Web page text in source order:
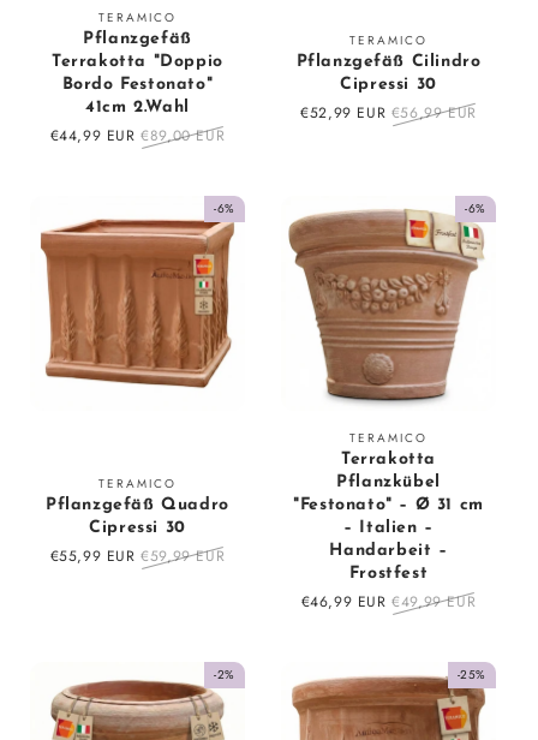
Vendor:
TERAMICO
Pflanzgefäß
Terrakotta "Doppio
Bordo Festonato"
41cm 2.Wahl
Sale
€44,99 EUR Regular
€89,00 EUR
Vendor:
TERAMICO
Pflanzgefäß Cilindro
Cipressi 30
Sale
€52,99 EUR Regular
€56,99 EUR
-6%
Vendor:
TERAMICO
Pflanzgefäß Quadro
Cipressi 30
Sale
€55,99 EUR Regular
€59,99 EUR
-6%
Vendor:
TERAMICO
Terrakotta
Pflanzkübel
"Festonato" – Ø 31 cm
– Italien –
Handarbeit –
Frostfest
Sale
€46,99 EUR Regular
€49,99 EUR
-2% -25%